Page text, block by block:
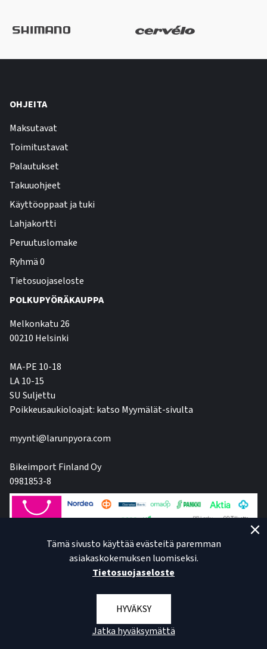
OHJEITA
Maksutavat
Toimitustavat
Palautukset
Takuuohjeet
Käyttöoppaat ja tuki
Lahjakortti
Peruutuslomake
Ryhmä 0
Tietosuojaseloste
POLKUPYÖRÄKAUPPA
Melkonkatu 26
00210 Helsinki
MA-PE 10-18
LA 10-15
SU Suljettu
Poikkeusaukioloajat: katso Myymälät-sivulta
myynti@larunpyora.com
Bikeimport Finland Oy
0981853-8
Tämä sivusto käyttää evästeitä paremman
asiakaskokemuksen luomiseksi.
Tietosuojaseloste
HYVÄKSY
Jatka hyväksymättä